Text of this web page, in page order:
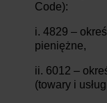
Code):
i. 4829 –
pieniężne,
ii. 6012 –
(towary i